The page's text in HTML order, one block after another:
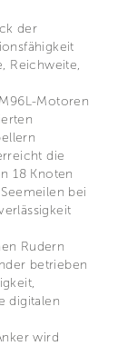
der
Reichweite,
Motoren
die
18 Knoten
bei
Rudern
betrieben
digitalen
wird